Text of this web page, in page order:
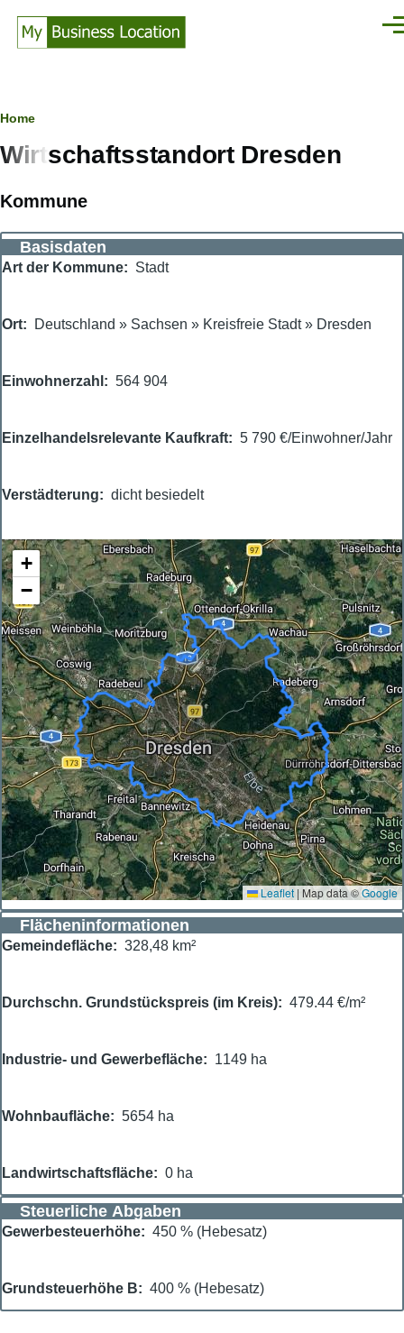
Pfadnavigation
Home
Wirtschaftsstandort Dresden
Kommune
Basisdaten
Art der Kommune Stadt
Ort Deutschland » Sachsen » Kreisfreie Stadt» Dresden
Einwohnerzahl 564 904
Einzelhandelsrelevante Kaufkraft 5 790 €/Einwohner/Jahr
Verstädterung dicht besiedelt
+
−
Leaflet | Map data ©Google
Flächeninformationen
Gemeindefläche 328,48 km²
Durchschn. Grundstückspreis (im Kreis) 479.44 €/m²
Industrie- und Gewerbefläche 1149 ha
Wohnbaufläche 5654 ha
Landwirtschaftsfläche 0 ha
Steuerliche Abgaben
Gewerbesteuerhöhe 450 % (Hebesatz)
Grundsteuerhöhe B 400 % (Hebesatz)